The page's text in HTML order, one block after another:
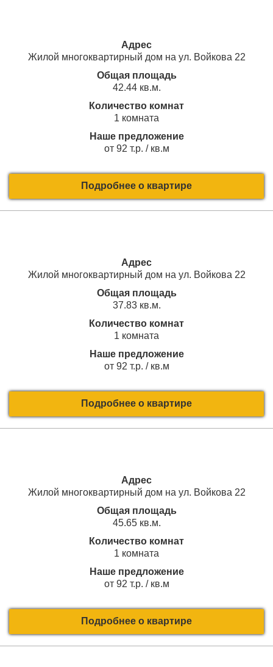
Адрес
Жилой многоквартирный дом на ул. Войкова 22
Общая площадь
42.44 кв.м.
Количество комнат
1 комната
Наше предложение
от 92 т.р. / кв.м
Подробнее о квартире
Адрес
Жилой многоквартирный дом на ул. Войкова 22
Общая площадь
37.83 кв.м.
Количество комнат
1 комната
Наше предложение
от 92 т.р. / кв.м
Подробнее о квартире
Адрес
Жилой многоквартирный дом на ул. Войкова 22
Общая площадь
45.65 кв.м.
Количество комнат
1 комната
Наше предложение
от 92 т.р. / кв.м
Подробнее о квартире